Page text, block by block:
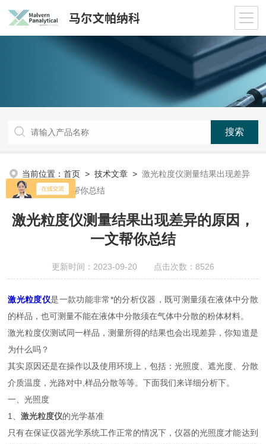
当前位置：首页 >技术文章 >激光粒度仪测量结果出现差异
的原因，一文帮你总结
激光粒度仪测量结果出现差异的原因，
一文帮你总结
更新时间：2023-09-20 点击次数：8526
激光粒度仪是一款功能非常*的分析仪器，既可测量须在液体中分散
的样品，也可测量不能在液体中分散须在气体中分散的粉体材料。
激光粒度仪测试同一样品，测量所得的结果也会出现差异，你知道是
为什么吗？
其实原因还是在操作以及使用环境上，包括：光照度、遮光度、分散
介质温度，光路对中,样品分散等等。下面我们来详细分析下。
一、光照度
1、激光粒度仪的光学基准
只有在保证仪器光学系统工作正常的情况下，仪器的光照度才能达到